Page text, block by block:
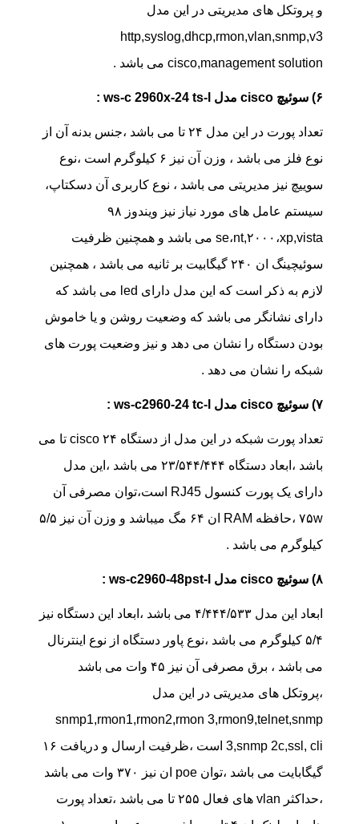
و پروتکل های مدیریتی در این مدل
http,syslog,dhcp,rmon,vlan,snmp,v3
cisco,management solution می باشد .
۶) سوئیچ cisco مدل ws-c 2960x-24 ts-l :
تعداد پورت در این مدل ۲۴ تا می باشد ،جنس بدنه آن از
نوع فلز می باشد ، وزن آن نیز ۶ کیلوگرم است ،نوع
سوییچ نیز مدیریتی می باشد ، نوع کاربری آن دسکتاپ،
سیستم عامل های مورد نیاز نیز ویندوز ۹۸
se،nt,۲۰۰۰،xp,vista می باشد و همچنین ظرفیت
سوئیچینگ ان ۲۴۰ گیگابیت بر ثانیه می باشد ، همچنین
لازم به ذکر است که این مدل دارای led می باشد که
دارای نشانگر می باشد که وضعیت روشن و یا خاموش
بودن دستگاه را نشان می دهد و نیز وضعیت پورت های
شبکه را نشان می دهد .
۷) سوئیچ cisco مدل ws-c2960-24 tc-l :
تعداد پورت شبکه در این مدل از دستگاه cisco ۲۴ تا می
باشد ،ابعاد دستگاه ۲۳/۵۴۴/۴۴۴ می باشد ،این مدل
دارای یک پورت کنسول RJ45 است،توان مصرفی آن
۷۵w ،حافظه RAM ان ۶۴ مگ میباشد و وزن آن نیز ۵/۵
کیلوگرم می باشد .
۸) سوئیچ cisco مدل ws-c2960-48pst-l :
ابعاد این مدل ۴/۴۴۴/۵۳۳ می باشد ،ابعاد این دستگاه نیز
۵/۴ کیلوگرم می باشد ،نوع پاور دستگاه از نوع اینترنال
می باشد ، برق مصرفی آن نیز ۴۵ وات می باشد
،پروتکل های مدیریتی در این مدل
snmp1,rmon1,rmon2,rmon 3,rmon9,telnet,snmp
3,snmp 2c,ssl, cli است ،ظرفیت ارسال و دریافت ۱۶
گیگابایت می باشد ،توان poe ان نیز ۳۷۰ وات می باشد
،حداکثر vlan های فعال ۲۵۵ تا می باشد ،تعداد پورت